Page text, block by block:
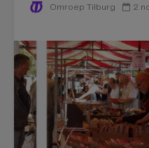
Omroep Tilburg 2